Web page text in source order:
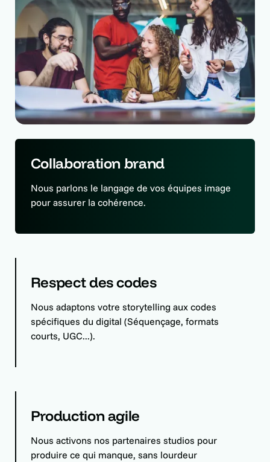
Collaboration brand
Nous parlons le langage de vos équipes image
pour assurer la cohérence.
Respect des codes
Nous adaptons votre storytelling aux codes
spécifiques du digital (Séquençage, formats
courts, UGC...).
Production agile
Nous activons nos partenaires studios pour
produire ce qui manque, sans lourdeur